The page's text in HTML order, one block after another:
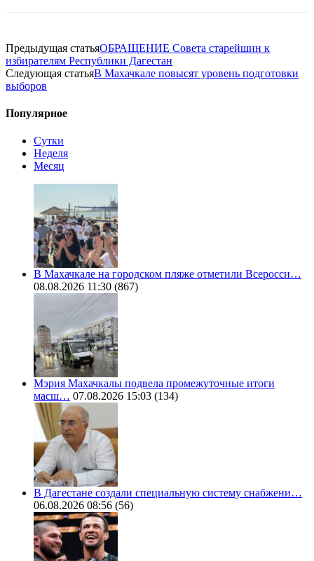
Предыдущая статьяОБРАЩЕНИЕ Совета старейшин к
избирателям Республики Дагестан
Следующая статьяВ Махачкале повысят уровень подготовки
выборов
Популярное
Сутки
Неделя
Месяц
В Махачкале на городском пляже отметили Всеросси…
08.08.2026 11:30 (867)
Мэрия Махачкалы подвела промежуточные итоги
масш… 07.08.2026 15:03 (134)
В Дагестане создали специальную систему снабжени…
06.08.2026 08:56 (56)